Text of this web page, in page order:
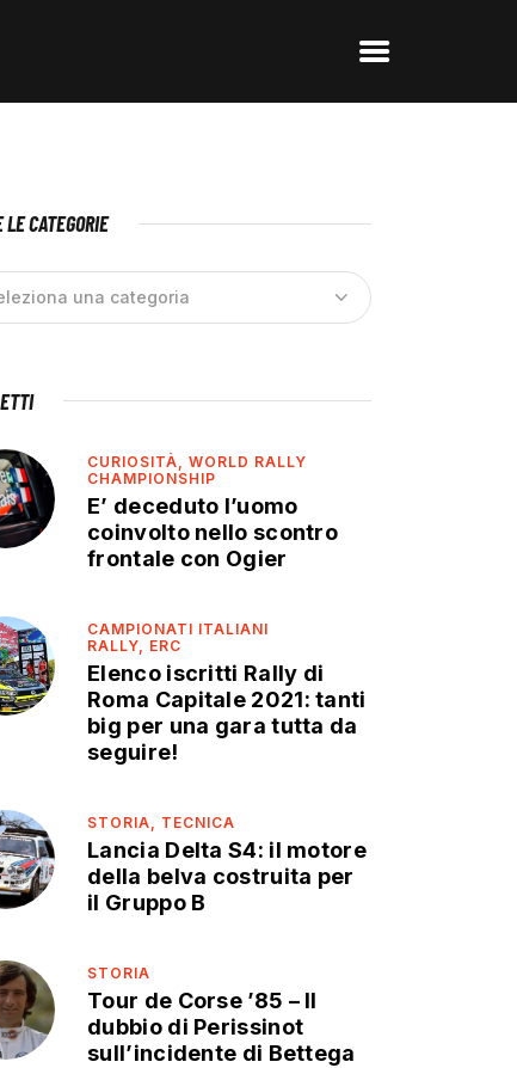
LE CATEGORIE
CURIOSITÀ,WORLD RALLY
CHAMPIONSHIP
E’ deceduto l’uomo
coinvolto nello scontro
frontale con Ogier
CAMPIONATI ITALIANI
RALLY, ERC
Elenco iscritti Rally di
Roma Capitale 2021: tanti
big per una gara tutta da
seguire!
STORIA, TECNICA
Lancia Delta S4: il motore
della belva costruita per
il Gruppo B
STORIA
Tour de Corse ’85 – Il
dubbio di Perissinot
sull’incidente di Bettega